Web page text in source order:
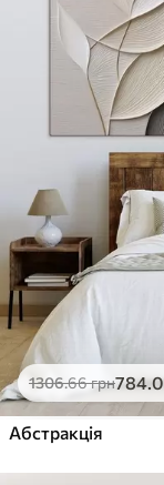
1306.66грн784
Абстракція